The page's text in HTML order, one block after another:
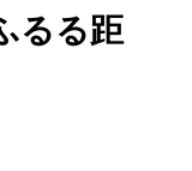
ビ
ゲ
るる距